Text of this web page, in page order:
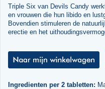
Triple Six van Devils Candy
en vrouwen die hun libido en
Bovendien stimuleren de
erectie en het
Ingredienten per 2 tabletten: